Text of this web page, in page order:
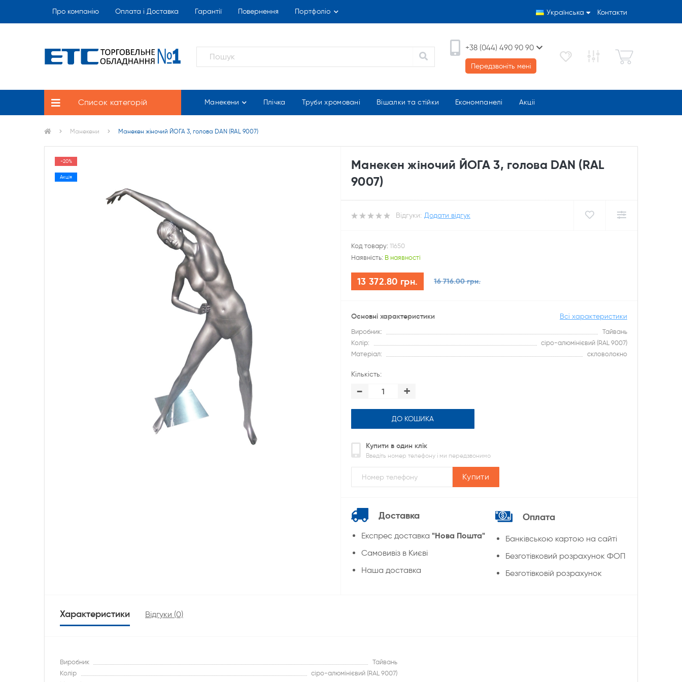
Про компанію Оплата і Доставка Гарантії Повернення Портфоліо Українська Контакти
+38 (044) 490 90 90
Передзвоніть мені
Список категорій Манекени Плічка Труби хромовані Вішалки та стійки Економпанелі Акціі
Манекени Манекен жіночий ЙОГА 3, голова DAN (RAL 9007)
-20%
Акція
Манекен жіночий ЙОГА 3, голова DAN (RAL
9007)
Відгуки: Додати відгук
Код товару: 11650
Наявність: В наявності
13 372.80 грн. 16 716.00 грн.
Основні характеристики Всі характеристики
Виробник:
Тайвань
Колір:
сіро-алюмінієвий (RAL 9007)
Матеріал:
скловолокно
Кількість:
- +
ДО КОШИКА
Купити в один клік
Введіть номер телефону і ми передзвонимо
Купити
Доставка
Експрес доставка "Нова Пошта"
Cамовивіз в Києві
Наша доставка
Оплата
Банківською картою на сайті
Безготівковий розрахунок ФОП
Безготівковій розрахунок
Характеристики Відгуки (0)
Виробник
Тайвань
Колір
сіро-алюмінієвий (RAL 9007)